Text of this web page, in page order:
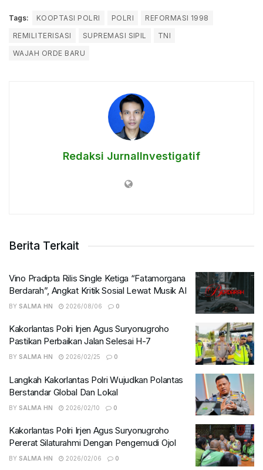
Tags: KOOPTASI POLRI POLRI
REFORMASI 1998
REMILITERISASI
SUPREMASI SIPIL
TNI
WAJAH ORDE BARU
Redaksi JurnalInvestigatif
Berita Terkait
Vino Pradipta Rilis Single Ketiga “Fatamorgana
Berdarah”, Angkat Kritik Sosial Lewat Musik AI
BY SALMA HN 2026/08/06 0
Kakorlantas Polri Irjen Agus Suryonugroho
Pastikan Perbaikan Jalan Selesai H-7
BY SALMA HN 2026/02/25 0
Langkah Kakorlantas Polri Wujudkan Polantas
Berstandar Global Dan Lokal
BY SALMA HN 2026/02/10 0
Kakorlantas Polri Irjen Agus Suryonugroho
Pererat Silaturahmi Dengan Pengemudi Ojol
BY SALMA HN 2026/02/06 0